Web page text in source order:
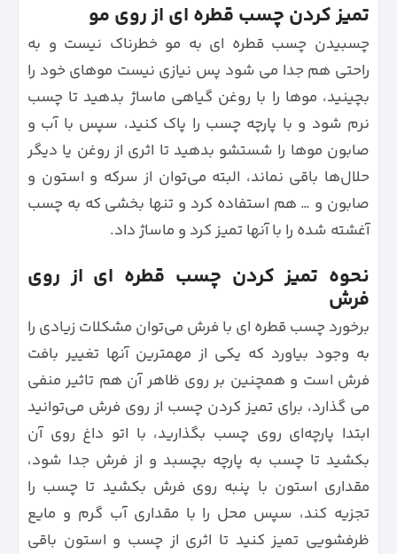
تمیز کردن چسب قطره ای از روی مو
چسبیدن چسب قطره‌ ای به مو خطرناک نیست و به
راحتی هم جدا می شود پس نیازی نیست موهای خود را
بچینید، موها را با روغن گیاهی ماساژ بدهید تا چسب
نرم شود و با پارچه چسب را پاک کنید، سپس با آب و
صابون موها را شستشو بدهید تا اثری از روغن یا دیگر
حلال‌ها باقی نماند، البته می‌توان از سرکه و استون و
صابون و … هم استفاده کرد و تنها بخشی که به چسب
آغشته شده را با آنها تمیز کرد و ماساژ داد.
نحوه تمیز کردن چسب قطره ای از روی
فرش
برخورد چسب قطره‌ ای با فرش می‌توان مشکلات زیادی را
به وجود بیاورد که یکی از مهمترین آنها تغییر بافت
فرش است و همچنین بر روی ظاهر آن هم تاثیر منفی
می گذارد، برای تمیز کردن چسب از روی فرش می‌توانید
ابتدا پارچه‌ای روی چسب بگذارید، با اتو داغ روی آن
بکشید تا چسب به پارچه بچسبد و از فرش جدا شود،
مقداری استون با پنبه روی فرش بکشید تا چسب را
تجزیه کند، سپس محل را با مقداری آب گرم و مایع
ظرفشویی تمیز کنید تا اثری از چسب و استون باقی